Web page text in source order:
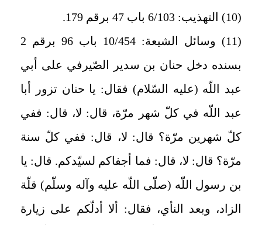
(10) التهذيب: 6/103 باب 47 برقم 179.
(11) وسائل الشيعة: 10/454 باب 96 برقم 2
بسنده دخل حنان بن سدير الصّيرفي على أبي
عبد اللّه (عليه السّلام) فقال: يا حنان تزور أبا
عبد اللّه في كلّ شهر مرّة، قال: لا، قال: ففي
كلّ شهرين مرّة؟ قال: لا، قال: ففي كلّ سنة
مرّة؟ قال: لا، قال: فما أجفاكم لسيّدكم. قال: يا
بن رسول اللّه (صلّى اللّه عليه وآله وسلّم) قلّة
الزاد، وبعد النأي، فقال: ألا أدلّكم على زيارة